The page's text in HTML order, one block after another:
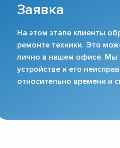
Заявка
На этом этапе клиенты
ремонте техники. Это
лично в нашем офисе. Мы
устройстве и его
относительно времени и